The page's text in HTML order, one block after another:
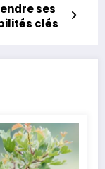
ses
clés